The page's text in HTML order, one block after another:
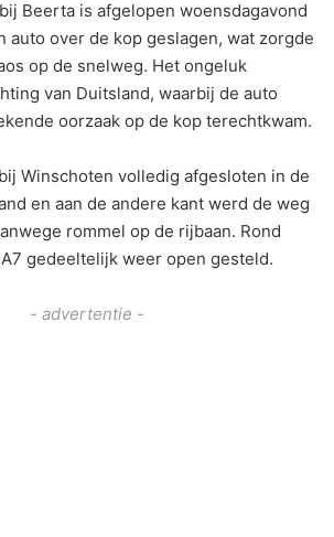
Beerta is afgelopen woensdagavond
auto over de kop geslagen, wat zorgde
op de snelweg. Het ongeluk
van Duitsland, waarbij de auto
oorzaak op de kop terechtkwam.
Winschoten volledig afgesloten in de
en aan de andere kant werd de weg
rommel op de rijbaan. Rond
gedeeltelijk weer open gesteld.
- advertentie -